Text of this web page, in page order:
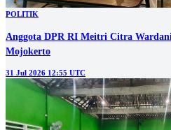
POLITIK
Anggota DPR RI Meitri Citra
Mojokerto
31 Jul 2026 12:55 UTC